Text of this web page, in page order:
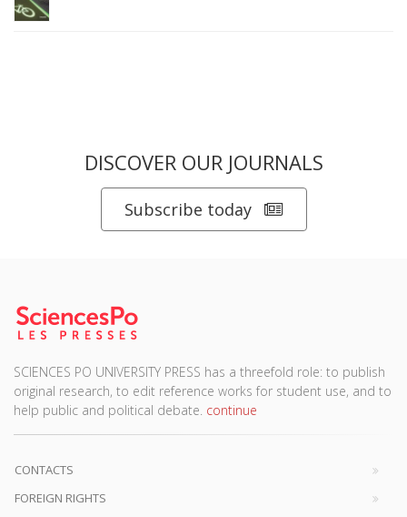
DISCOVER OUR JOURNALS
Subscribe today
SCIENCES PO UNIVERSITY PRESS has a threefold role: to publish
original research, to edit reference works for student use, and to
help public and political debate. continue
CONTACTS
FOREIGN RIGHTS